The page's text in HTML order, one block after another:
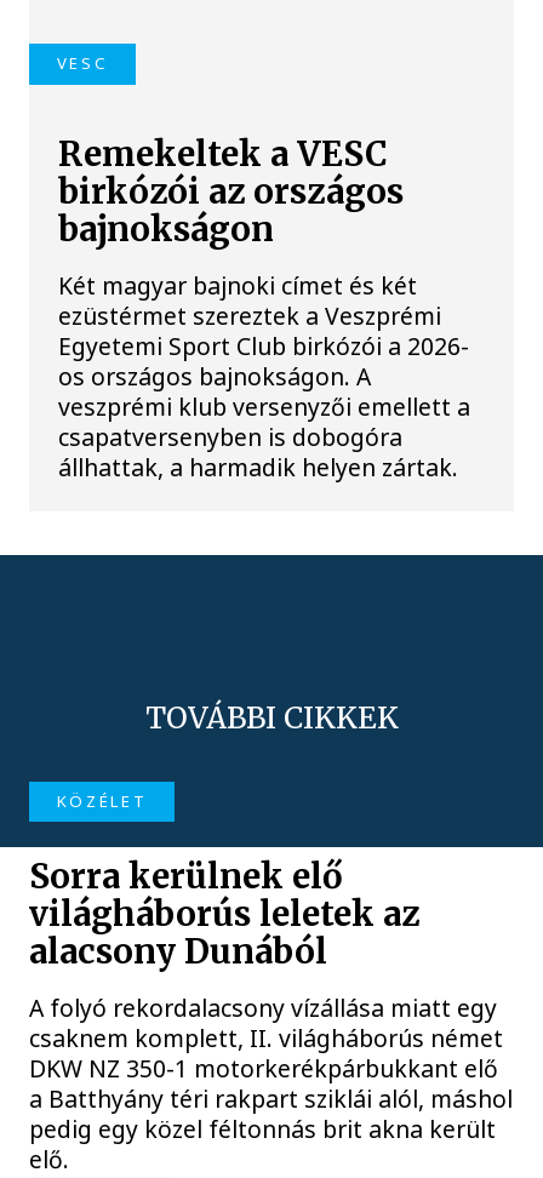
VESC
Remekeltek a VESC
birkózói az országos
bajnokságon
Két magyar bajnoki címet és két
ezüstérmet szereztek a Veszprémi
Egyetemi Sport Club birkózói a 2026-
os országos bajnokságon. A
veszprémi klub versenyzői emellett a
csapatversenyben is dobogóra
állhattak, a harmadik helyen zártak.
TOVÁBBI CIKKEK
KÖZÉLET
Sorra kerülnek elő
világháborús leletek az
alacsony Dunából
A folyó rekordalacsony vízállása miatt egy
csaknem komplett, II. világháborús német
DKW NZ 350-1 motorkerékpárbukkant elő
a Batthyány téri rakpart sziklái alól, máshol
pedig egy közel féltonnás brit akna került
elő.